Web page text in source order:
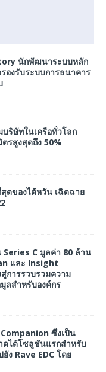
นักพัฒนาระบบหลัก
องรับระบบการธนาคาร
ริษัทในเครือทั่วโลก
รสูงสุดถึง 50%
ดของไต้หวัน เฉิดฉาย
C มูลค่า 80 ล้าน
และ Insight
การรวบรวมความ
ลสำหรับองค์กร
ซึ่งเป็น
ได้โซลูชันแรกสำหรับ
ง Rave EDC โดย